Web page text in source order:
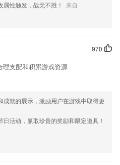
属性触发，战无不胜！
来自
970
支配和积累游戏资源
成就的展示，激励用户在游戏中取得更
日活动，赢取珍贵的奖励和限定道具！